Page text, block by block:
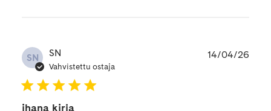
SN SN
Vahvistettu ostaja
ihana kirja
14/04/26